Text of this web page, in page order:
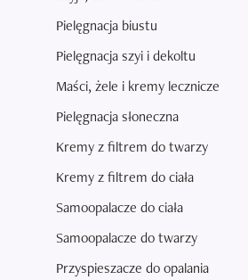
Pielęgnacja biustu
Pielęgnacja szyi i dekoltu
Maści, żele i kremy lecznicze
Pielęgnacja słoneczna
Kremy z filtrem do twarzy
Kremy z filtrem do ciała
Samoopalacze do ciała
Samoopalacze do twarzy
Przyspieszacze do opalania